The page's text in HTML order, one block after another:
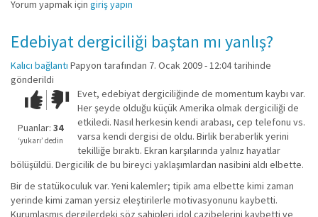
Yorum yapmak için giriş yapın
Edebiyat dergiciliği baştan mı yanlış?
Kalıcı bağlantı Papyon tarafından 7. Ocak 2009 - 12:04 tarihinde
gönderildi
Çok iyi!O
kadar
iyi
değil!
Puanlar: 34
‘yukarı’ dedin
Evet, edebiyat dergiciliğinde de momentum kaybı var.
Her şeyde olduğu küçük Amerika olmak dergiciliği de
etkiledi. Nasıl herkesin kendi arabası, cep telefonu vs.
varsa kendi dergisi de oldu. Birlik beraberlik yerini
tekilliğe bıraktı. Ekran karşılarında yalnız hayatlar
bölüşüldü. Dergicilik de bu bireyci yaklaşımlardan nasibini aldı elbette.
Bir de statükoculuk var. Yeni kalemler; tipik ama elbette kimi zaman
yerinde kimi zaman yersiz eleştirilerle motivasyonunu kaybetti.
Kurumlaşmış dergilerdeki söz sahipleri idol cazibelerini kaybetti ve